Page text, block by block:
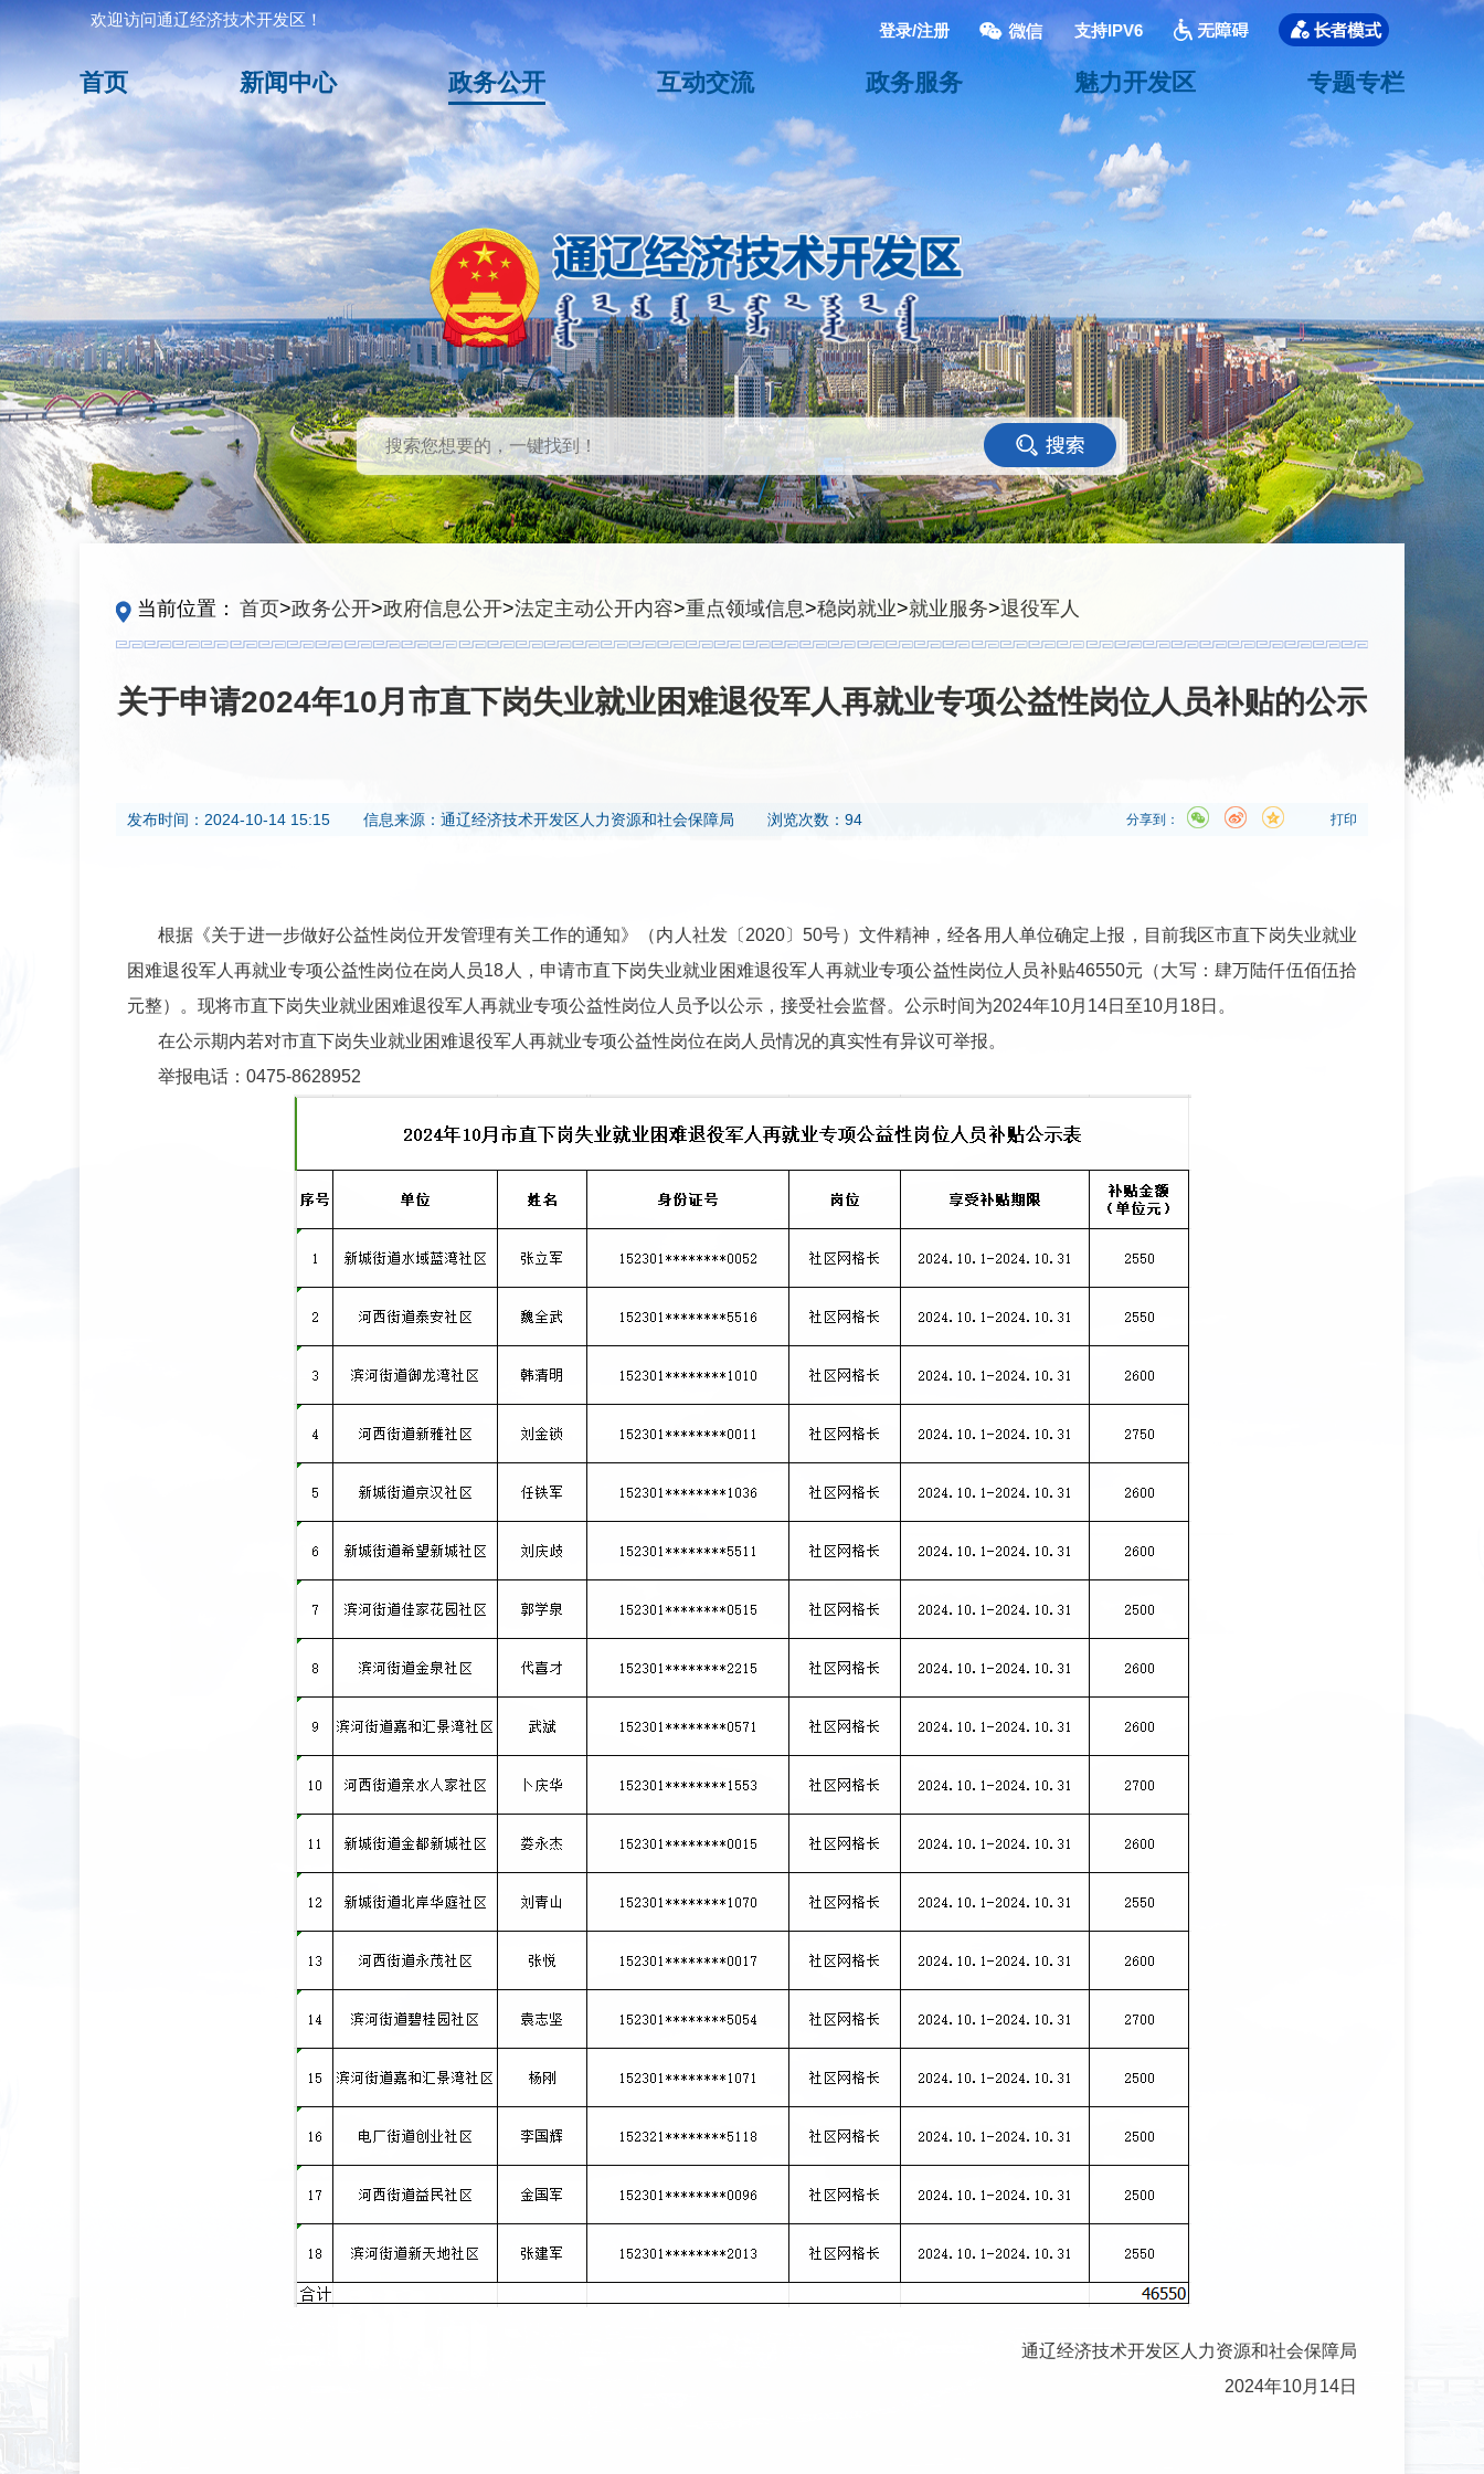
欢迎访问通辽经济技术开发区！
登录/注册 支持IPV6
首页 新闻中心 政务公开 互动交流 政务服务 魅力开发区 专题专栏
<
当前位置： 首页>政务公开>政府信息公开>法定主动公开内容>重点领域信息>稳岗就业>就业服务>退役军人
关于申请2024年10月市直下岗失业就业困难退役军人再就业专项公益性岗位人员补贴的公示
发布时间： 2024-10-14 15:15 信息来源： 通辽经济技术开发区人力资源和社会保障局 浏览次数：94 打印
分享到：
根据《关于进一步做好公益性岗位开发管理有关工作的通知》（内人社发〔 2020〕50号）文件精神，经各用人单位确定上报，目前我区市直下岗失业就业
困难退役军人再就业专项公益性岗位在岗人员18 人，申请市直下岗失业就业困难退役军人再就业专项公益性岗位人员补贴46550元（大写：肆万陆仟伍佰伍拾
元整）。现将市直下岗失业就业困难退役军人再就业专项公益性岗位人员予以公示，接受社会监督。公示时间为2024年10月 14日至10月 18日。
在公示期内若对市直下岗失业就业困难退役军人再就业专项公益性岗位在岗人员情况的真实性有异议可举报。
举报电话： 0475-8628952
通辽经济技术开发区人力资源和社会保障局
2024年10月 14日